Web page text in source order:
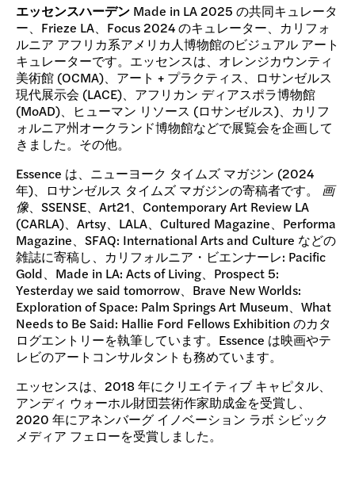
エッセンスハーデン Made in LA 2025 の共同キュレータ
ー、Frieze LA、Focus 2024 のキュレーター、カリフォ
ルニア アフリカ系アメリカ人博物館のビジュアル アート
キュレーターです。エッセンスは、オレンジカウンティ
美術館 (OCMA)、アート + プラクティス、ロサンゼルス
現代展示会 (LACE)、アフリカン ディアスポラ博物館
(MoAD)、ヒューマン リソース (ロサンゼルス)、カリフ
ォルニア州オークランド博物館などで展覧会を企画して
きました。その他。
Essence は、ニューヨーク タイムズ マガジン (2024
年)、ロサンゼルス タイムズ マガジンの寄稿者です。 画
像、SSENSE、Art21、Contemporary Art Review LA
(CARLA)、Artsy、LALA、Cultured Magazine、Performa
Magazine、SFAQ: International Arts and Culture などの
雑誌に寄稿し、カリフォルニア・ビエンナーレ: Pacific
Gold、Made in LA: Acts of Living、Prospect 5:
Yesterday we said tomorrow、Brave New Worlds:
Exploration of Space: Palm Springs Art Museum、What
Needs to Be Said: Hallie Ford Fellows Exhibition のカタ
ログエントリーを執筆しています。Essence は映画やテ
レビのアートコンサルタントも務めています。
エッセンスは、2018 年にクリエイティブ キャピタル、
アンディ ウォーホル財団芸術作家助成金を受賞し、
2020 年にアネンバーグ イノベーション ラボ シビック
メディア フェローを受賞しました。